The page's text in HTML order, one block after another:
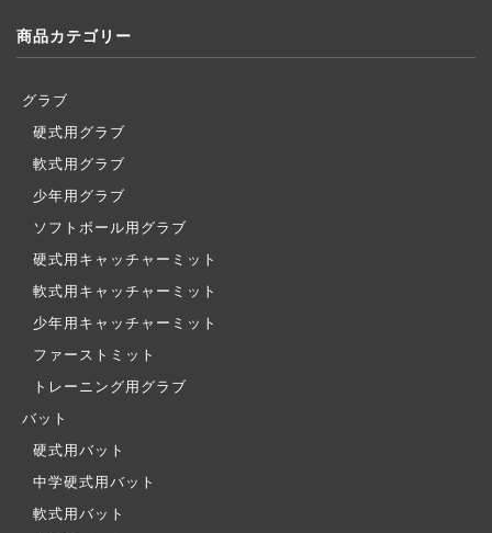
商品カテゴリー
グラブ
硬式用グラブ
軟式用グラブ
少年用グラブ
ソフトボール用グラブ
硬式用キャッチャーミット
軟式用キャッチャーミット
少年用キャッチャーミット
ファーストミット
トレーニング用グラブ
バット
硬式用バット
中学硬式用バット
軟式用バット